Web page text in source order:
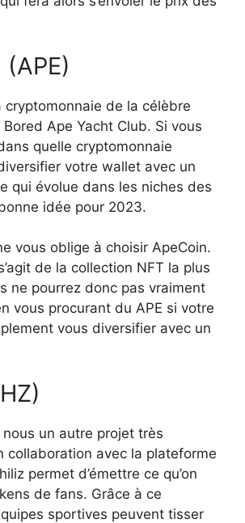
cryptomonnaie de la célèbre
Ape Yacht Club. Si vous
quelle cryptomonnaie
votre wallet avec un
qui évolue dans les niches des
idée pour 2023.
vous oblige à choisir ApeCoin.
de la collection NFT la plus
ne pourrez donc pas vraiment
vous procurant du APE si votre
vous diversifier avec un
un autre projet très
collaboration avec la plateforme
permet d’émettre ce qu’on
de fans. Grâce à ce
sportives peuvent tisser